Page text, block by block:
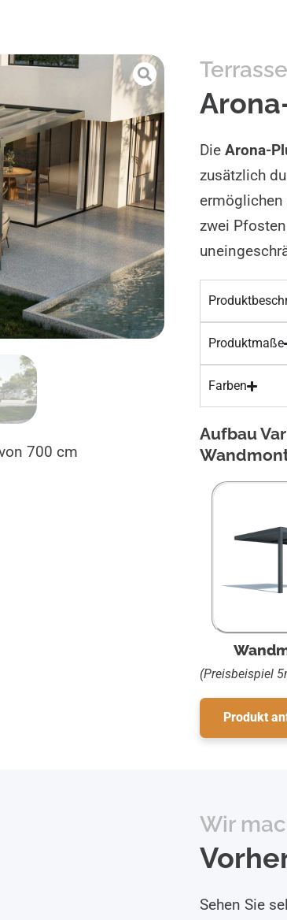
700 cm
Die Arona-
zusätzlich
ermöglichen
zwei
Produktmaße
Farben
Aufbau
(Preisbeispiel
Produkt
Wir
Sehen Sie